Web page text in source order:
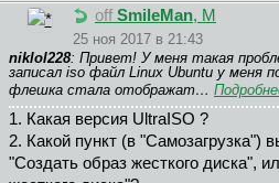
off SmileMan, М
25 ноя 2017 в 21:43
niklol228: Привет! У меня такая
записал iso файл Linux Ubuntu у меня
флешка стала отображат…
1. Какая версия UltraISO ?
2. Какой пункт (в "Самозагрузка")
"Создать образ жесткого диска",